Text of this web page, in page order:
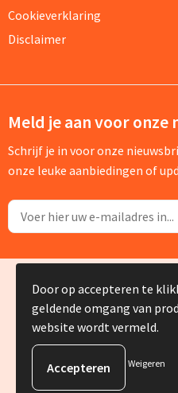
Cookieverklaring
Disclaimer
Meld je aan voor onze
Schrijf je in voor onze
onze leuke aanbiedingen of
© Copyright Silvia
Door op accepteren te
geldende omgang van
website wordt vermeld.
Weigeren